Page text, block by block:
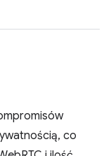
co